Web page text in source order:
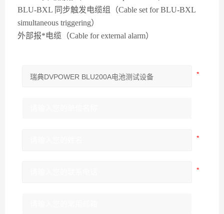
BLU-BXL 同步触发电缆组（Cable set for BLU-BXL
simultaneous triggering）
外部报*电缆（Cable for external alarm）